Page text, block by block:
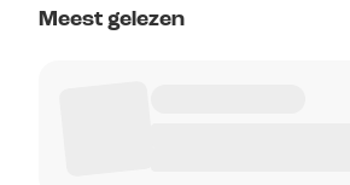
Meest gelezen